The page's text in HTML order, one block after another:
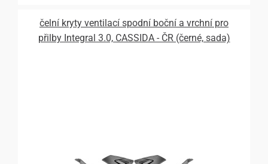
čelní kryty ventilací spodní boční a vrchní pro
přilby Integral 3.0, CASSIDA - ČR (černé, sada)